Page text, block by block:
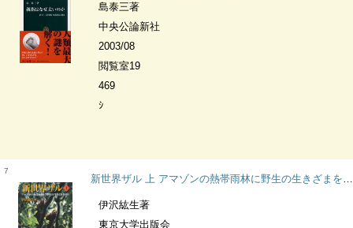
島泰三著
中央公論新社
2003/08
閲覧室19
469
ｼ
7
新世界ザル 上 アマゾンの熱帯雨林に野生の生きざまを追う
伊沢紘生著
東京大学出版会